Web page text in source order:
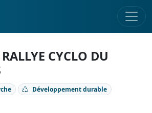
CYCLO DU
Développement durable